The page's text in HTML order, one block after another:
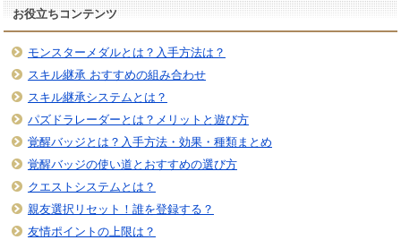
お役立ちコンテンツ
モンスターメダルとは？入手方法は？
スキル継承 おすすめの組み合わせ
スキル継承システムとは？
パズドラレーダーとは？メリットと遊び方
覚醒バッジとは？入手方法・効果・種類まとめ
覚醒バッジの使い道とおすすめの選び方
クエストシステムとは？
親友選択リセット！誰を登録する？
友情ポイントの上限は？